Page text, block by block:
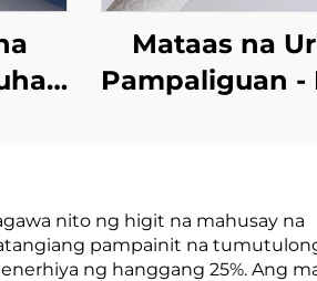
Mataas na
Pampaliguan -
sa Buhay
Paggamit
nito ng higit na mahusay na
pampainit na
ng hanggang 25%. Ang